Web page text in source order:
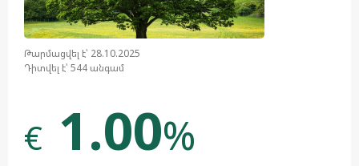
Թարմացվել է՝ 28.10.2025
Դիտվել է՝ 544 անգամ
€ 1.00%